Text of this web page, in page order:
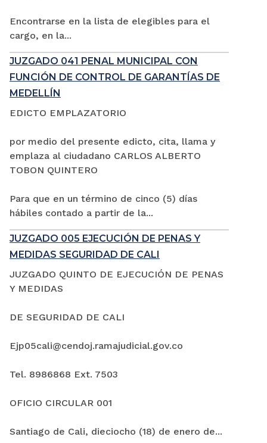
Encontrarse en la lista de elegibles para el
cargo, en la...
JUZGADO 041 PENAL MUNICIPAL CON
FUNCIÓN DE CONTROL DE GARANTÍAS DE
MEDELLÍN
EDICTO EMPLAZATORIO
por medio del presente edicto, cita, llama y
emplaza al ciudadano CARLOS ALBERTO
TOBON QUINTERO
Para que en un término de cinco (5) días
hábiles contado a partir de la...
JUZGADO 005 EJECUCIÓN DE PENAS Y
MEDIDAS SEGURIDAD DE CALI
JUZGADO QUINTO DE EJECUCIÓN DE PENAS
Y MEDIDAS
DE SEGURIDAD DE CALI
Ejp05cali@cendoj.ramajudicial.gov.co
Tel. 8986868 Ext. 7503
OFICIO CIRCULAR 001
Santiago de Cali, dieciocho (18) de enero de...